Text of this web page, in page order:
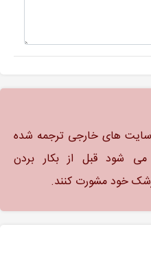
های خارجی ترجمه شده
شود قبل از بکار بردن
خود مشورت کنند.